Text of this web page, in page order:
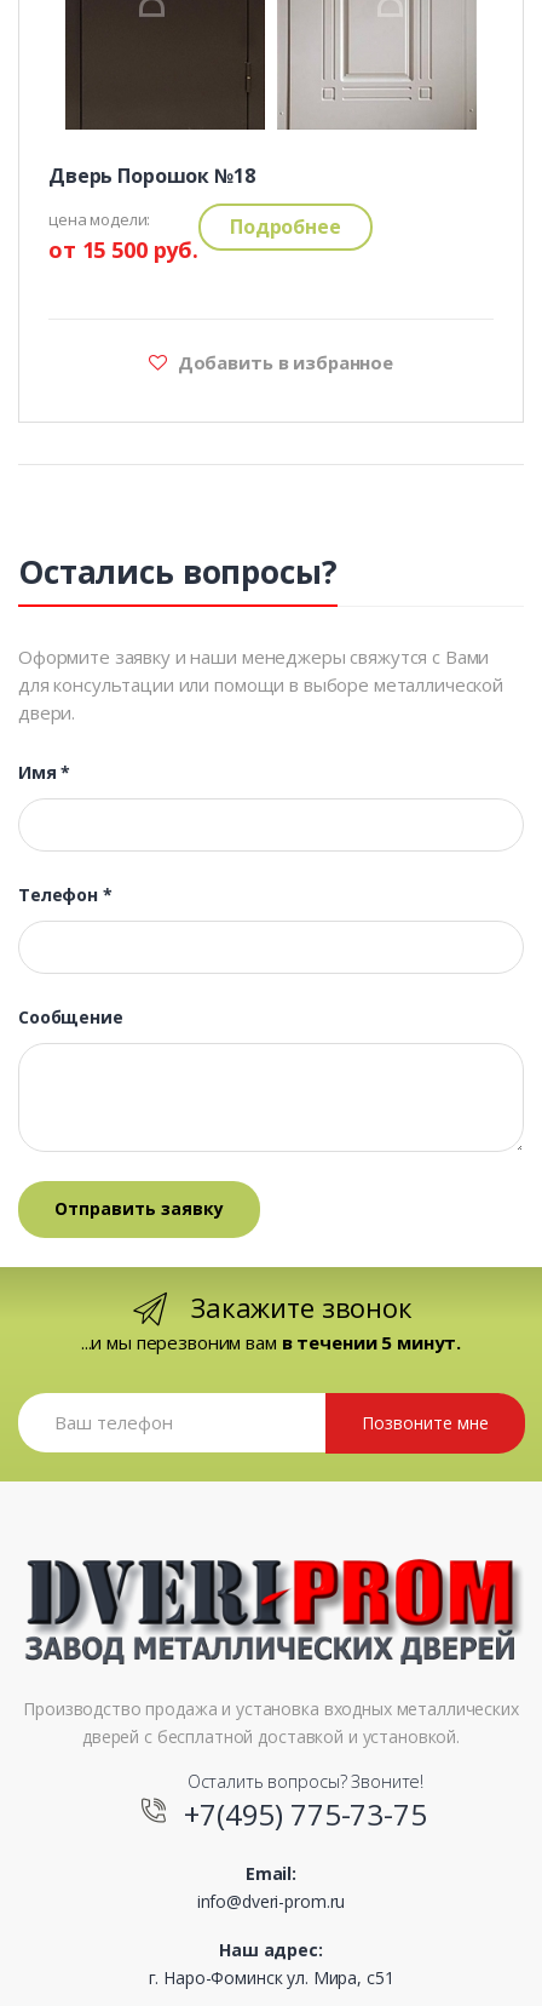
Дверь Порошок №18
цена модели:
от 15 500 руб.
Подробнее
Добавить в избранное
Остались вопросы?
Оформите заявку и наши менеджеры свяжутся с Вами
для консультации или помощи в выборе металлической
двери.
Имя*
Телефон *
Сообщение
Закажите звонок
...и мы перезвоним вам в течении 5 минут.
Позвоните мне
Производство продажа и установка входных металлических
дверей с бесплатной доставкой и установкой.
Осталить вопросы? Звоните!
+7(495) 775-73-75
Email:
info@dveri-prom.ru
Наш адрес:
г. Наро-Фоминск ул. Мира, с51